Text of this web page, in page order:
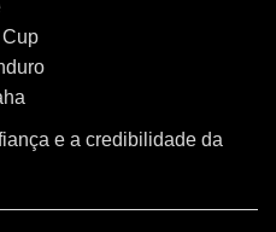
e a credibilidade da